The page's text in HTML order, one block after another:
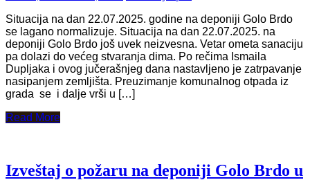
Situacija na dan 22.07.2025. godine na deponiji Golo Brdo
se lagano normalizuje. Situacija na dan 22.07.2025. na
deponiji Golo Brdo još uvek neizvesna. Vetar ometa sanaciju
pa dolazi do većeg stvaranja dima. Po rečima Ismaila
Dupljaka i ovog jučerašnjeg dana nastavljeno je zatrpavanje
nasipanjem zemljišta. Preuzimanje komunalnog otpada iz
grada se i dalje vrši u […]
Read More
Izveštaj o požaru na deponiji Golo Brdo u